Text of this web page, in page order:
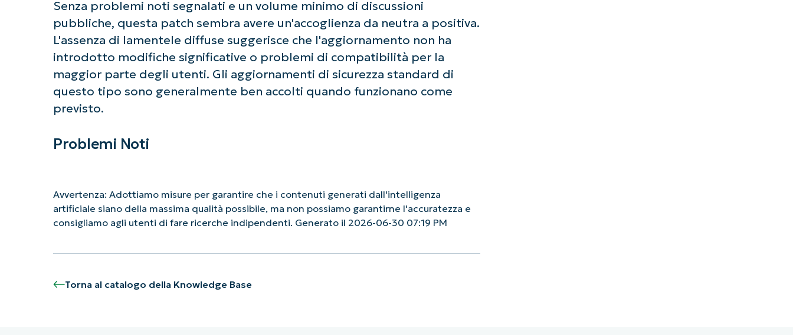
Senza problemi noti segnalati e un volume minimo di discussioni
pubbliche, questa patch sembra avere un'accoglienza da neutra a positiva.
L'assenza di lamentele diffuse suggerisce che l'aggiornamento non ha
introdotto modifiche significative o problemi di compatibilità per la
maggior parte degli utenti. Gli aggiornamenti di sicurezza standard di
questo tipo sono generalmente ben accolti quando funzionano come
previsto.
Problemi Noti
Avvertenza: Adottiamo misure per garantire che i contenuti generati dall'intelligenza
artificiale siano della massima qualità possibile, ma non possiamo garantirne l'accuratezza e
consigliamo agli utenti di fare ricerche indipendenti. Generato il 2026-06-30 07:19 PM
Torna al catalogo della Knowledge Base